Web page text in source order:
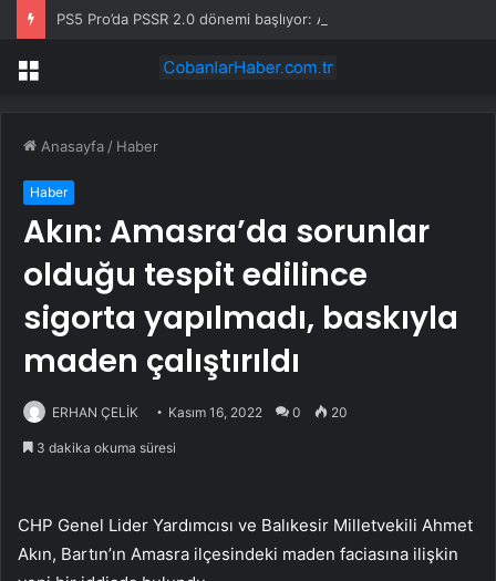
Menü
Anasayfa / Haber
Haber
Akın: Amasra’da sorunlar
olduğu tespit edilince
sigorta yapılmadı, baskıyla
maden çalıştırıldı
ERHAN ÇELİK Kasım 16, 2022 0 20
3 dakika okuma süresi
CHP Genel Lider Yardımcısı ve Balıkesir Milletvekili Ahmet
Akın, Bartın’ın Amasra ilçesindeki maden faciasına ilişkin